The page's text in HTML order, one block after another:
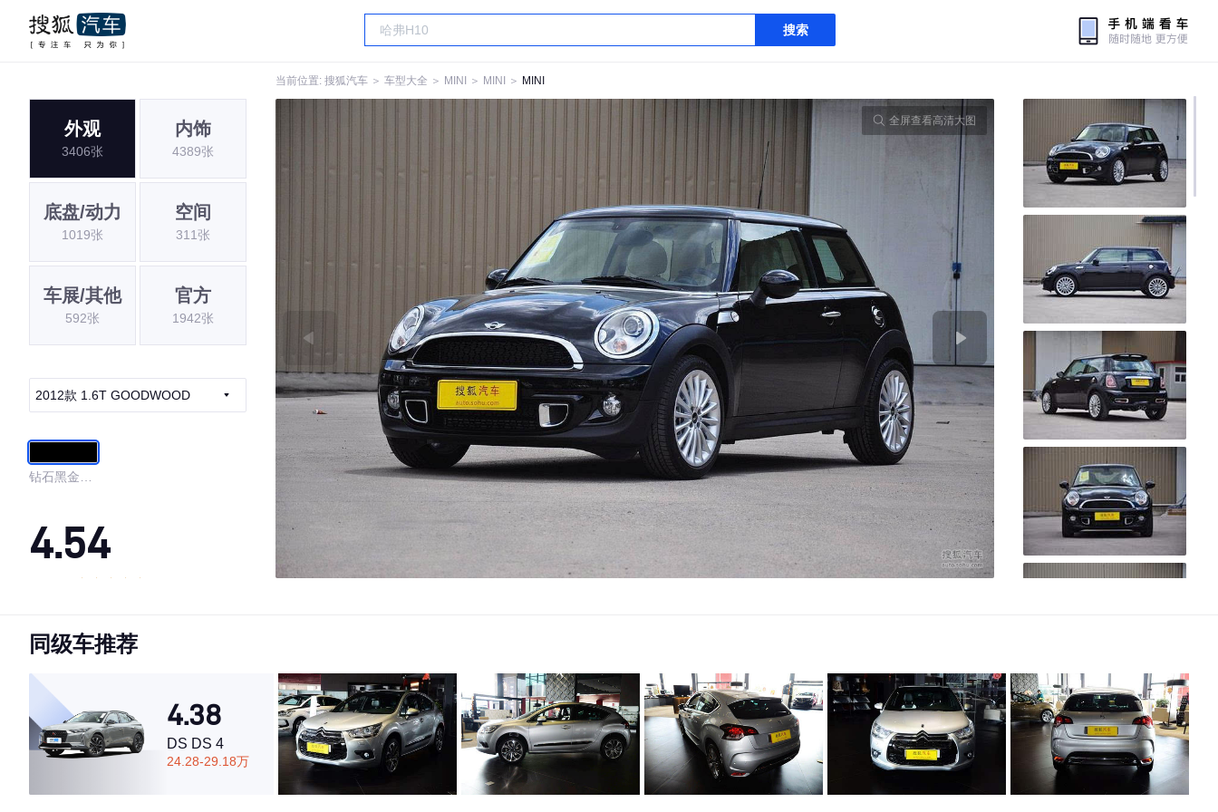
搜索
当前位置: 搜狐汽车 ＞ 车型大全 ＞ MINI ＞ MINI ＞ MINI
外观
3406张
内饰
4389张
底盘/动力
1019张
空间
311张
车展/其他
592张
官方
1942张
2012款 1.6T GOODWOOD
钻石黑金属
4.54
·内饰表现较为优秀，优于89%同级车
·空间表现一般，低于59%同级车
全屏查看高清大图
同级车推荐
4.38
DS DS 4
24.28-29.18万